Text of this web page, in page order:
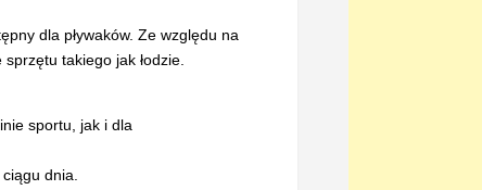
dla pływaków. Ze względu na
takiego jak łodzie.
sportu, jak i dla
dnia.